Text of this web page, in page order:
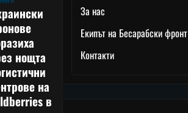
нощта
на
в
За нас
Екипът на Бесарабски фронт
Контакти